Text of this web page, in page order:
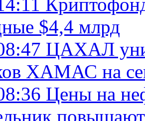
$4,4 млрд
ЦАХАЛ
ХАМАС на
Цены на